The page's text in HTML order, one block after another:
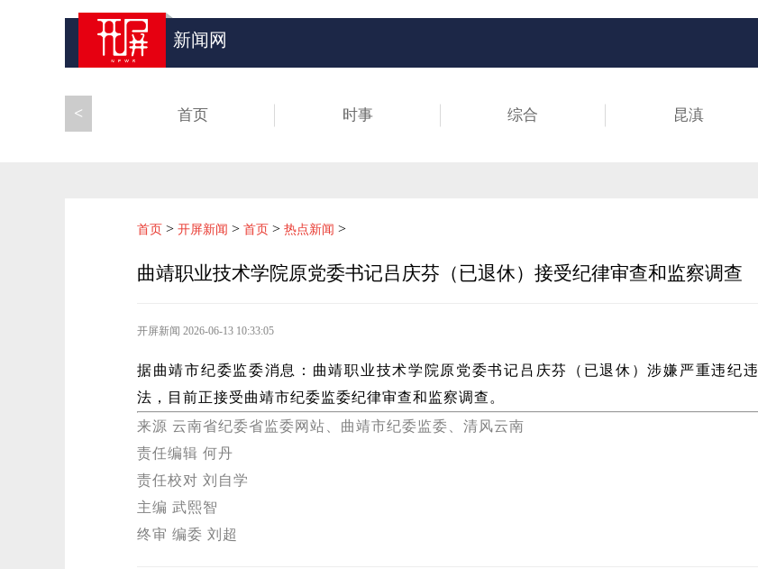
新闻网
首页 时事 综合 昆滇
<
首页 > 开屏新闻 > 首页 > 热点新闻 >
曲靖职业技术学院原党委书记吕庆芬（已退休）接受纪律审查和监察调查
开屏新闻 2026-06-13 10:33:05
据曲靖市纪委监委消息：曲靖职业技术学院原党委书记吕庆芬（已退休）涉嫌严重违纪违
法，目前正接受曲靖市纪委监委纪律审查和监察调查。
来源 云南省纪委省监委网站、曲靖市纪委监委、清风云南
责任编辑 何丹
责任校对 刘自学
主编 武熙智
终审 编委 刘超